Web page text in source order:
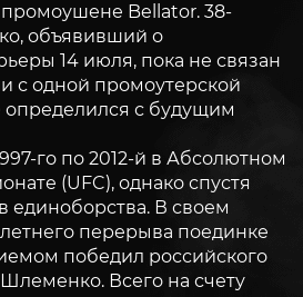
промоушене Bellator. 38-
объявивший о
14 июля, пока не связан
с одной промоутерской
определился с будущим
го по 2012-й в Абсолютном
(UFC), однако спустя
единоборства. В своем
перерыва поединке
победил российского
Всего на счету